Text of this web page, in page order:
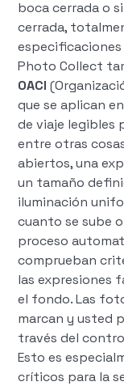
boca cerrada o
cerrada,
especificaciones
Photo Collect
OACI
que se aplican
de viaje legibles
entre otras
abiertos, una
un tamaño
iluminación
cuanto se sube
proceso
comprueban
las expresiones
el fondo. Las
marcan y usted
través del
Esto es
críticos para la